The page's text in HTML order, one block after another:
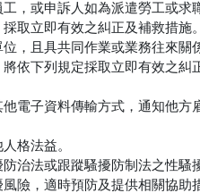
，或申訴人如為派遣勞工或求
取立即有效之糾正及補救措施
，且具共同作業或業務往來關
依下列規定採取立即有效之糾
他電子資料傳輸方式，通知他方
格法益。
治法或跟蹤騷擾防制法之性騷
險，適時預防及提供相關協助